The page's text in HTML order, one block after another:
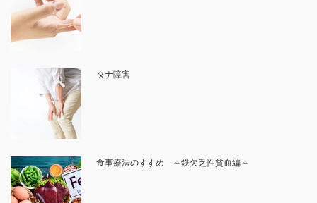
タナ障害
食事療法のすすめ ～鉄欠乏性貧血編～